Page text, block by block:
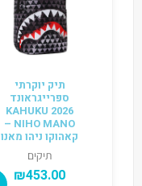
תיק יוקרתי
ספרייגראונד
2026 KAHUKU
NIHO MANO –
קאהוקו ניהו מאנו
תיקים
₪453.00